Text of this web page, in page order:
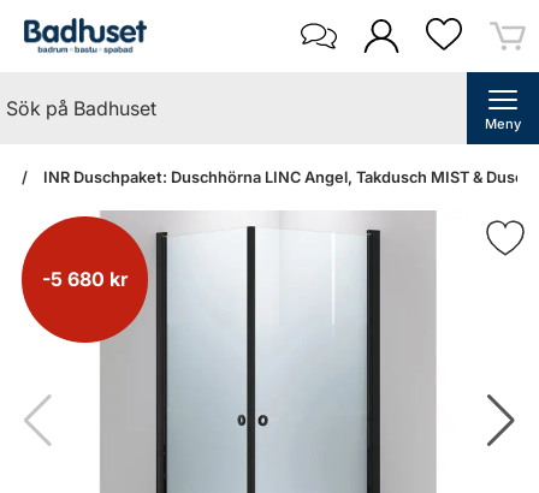
Meny
INR Duschpaket: Duschhörna LINC Angel, Takdusch MIST &
-5 680 kr